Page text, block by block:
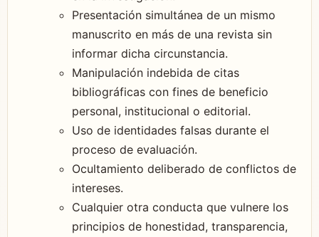
Presentación simultánea de un mismo
manuscrito en más de una revista sin
informar dicha circunstancia.
Manipulación indebida de citas
bibliográficas con fines de beneficio
personal, institucional o editorial.
Uso de identidades falsas durante el
proceso de evaluación.
Ocultamiento deliberado de conflictos de
intereses.
Cualquier otra conducta que vulnere los
principios de honestidad, transparencia,